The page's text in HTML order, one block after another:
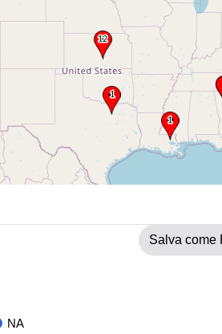
Salva come
NA